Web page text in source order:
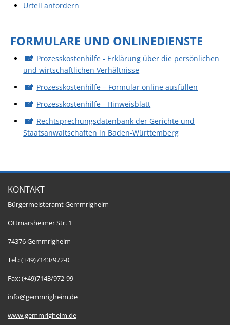
Urteil anfordern
FORMULARE UND ONLINEDIENSTE
Prozesskostenhilfe - Erklärung über die persönlichen
und wirtschaftlichen Verhältnisse
Prozesskosten­hilfe – Formular online ausfüllen
Prozesskostenhilfe - Hinweisblatt
Rechtsprechungsdatenbank der Gerichte und
Staatsanwaltschaften in Baden-Württemberg
KONTAKT
Bürgermeisteramt Gemmrigheim
Ottmarsheimer Str. 1
74376 Gemmrigheim
Tel.: (+49)7143/972-0
Fax: (+49)7143/972-99
info@gemmrigheim.de
www.gemmrigheim.de